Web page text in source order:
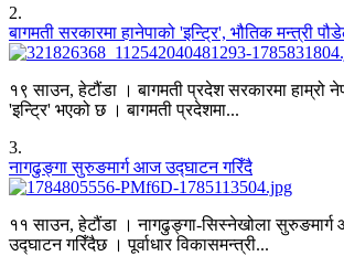
2.
बागमती सरकारमा हानेपाको 'इन्ट्रि', भौतिक मन्त्री
१९ साउन, हेटौंडा । बागमती प्रदेश सरकारमा हाम्रो
'इन्ट्रि' भएको छ । बागमती प्रदेशमा...
3.
नागढुङ्गा सुरुङमार्ग आज उद्घाटन गरिँदै
११ साउन, हेटौंडा । नागढुङ्गा-सिस्नेखोला
उद्घाटन गरिँदैछ । पूर्वाधार विकासमन्त्री...